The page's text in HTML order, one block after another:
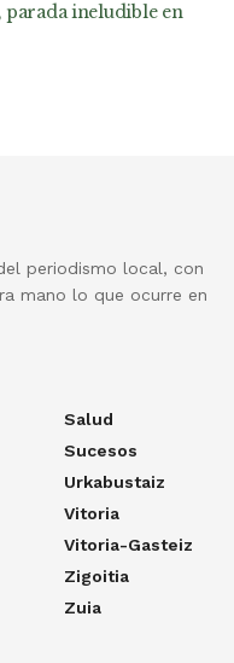
parada ineludible en
periodismo local, con
mano lo que ocurre en
Salud
Sucesos
Urkabustaiz
Vitoria
Vitoria-Gasteiz
Zigoitia
Zuia